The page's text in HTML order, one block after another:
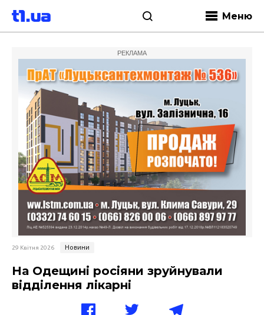
Меню
РЕКЛАМА
29 Квітня 2026 Новини
На Одещині росіяни зруйнували
відділення лікарні